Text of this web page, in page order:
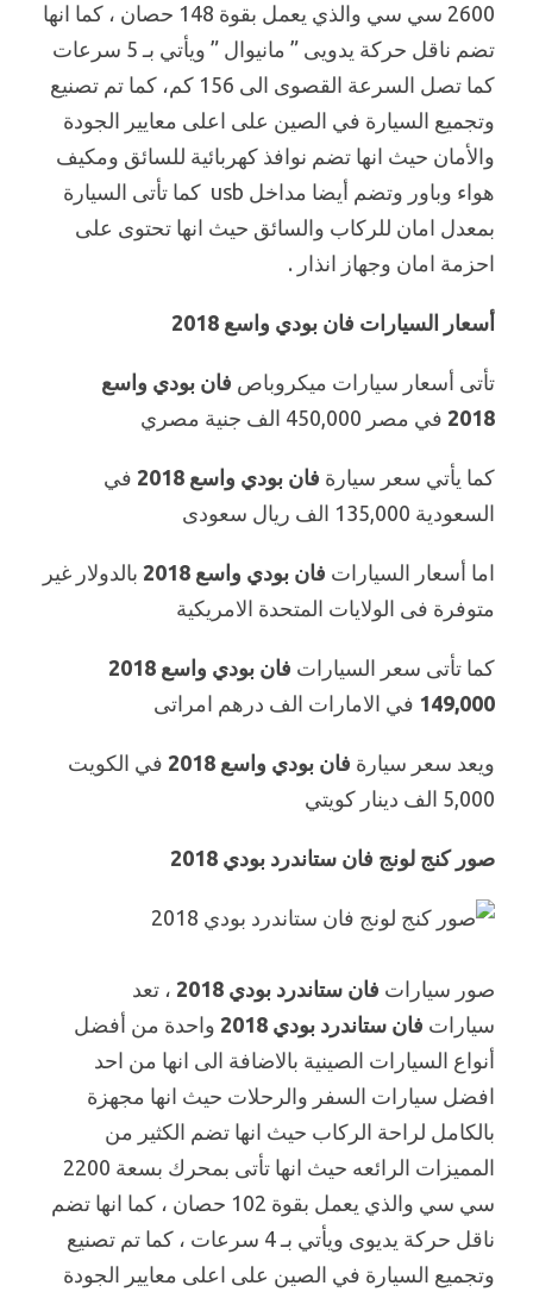
2600 سي سي والذي يعمل بقوة 148 حصان ، كما انها
تضم ناقل حركة يدويى ” مانيوال ” ويأتي بـ 5 سرعات
كما تصل السرعة القصوى الى 156 كم، كما تم تصنيع
وتجميع السيارة في الصين على اعلى معايير الجودة
والأمان حيث انها تضم نوافذ كهربائية للسائق ومكيف
هواء وباور وتضم أيضا مداخل usb كما تأتى السيارة
بمعدل امان للركاب والسائق حيث انها تحتوى على
احزمة امان وجهاز انذار .
أسعار السيارات فان بودي واسع 2018
تأتى أسعار سيارات ميكروباص فان بودي واسع
2018 في مصر 450,000 الف جنية مصري
كما يأتي سعر سيارة فان بودي واسع 2018
في
السعودية 135,000 الف ريال سعودى
اما أسعار السيارات فان بودي واسع 2018
بالدولار غير
متوفرة فى الولايات المتحدة الامريكية
كما تأتى سعر السيارات
فان بودي واسع 2018
149,000 في الامارات الف درهم امراتى
ويعد سعر سيارة فان بودي واسع 2018
في الكويت
5,000 الف دينار كويتي
صور كنج لونج فان ستاندرد بودي 2018
صور سيارات فان ستاندرد بودي 2018
، تعد
سيارات فان ستاندرد بودي 2018
واحدة من أفضل
أنواع السيارات الصينية بالاضافة الى انها من احد
افضل سيارات السفر والرحلات حيث انها مجهزة
بالكامل لراحة الركاب حيث انها تضم الكثير من
المميزات الرائعه حيث انها تأتى بمحرك بسعة 2200
سي سي والذي يعمل بقوة 102 حصان ، كما انها تضم
ناقل حركة يديوى ويأتي بـ 4 سرعات ، كما تم تصنيع
وتجميع السيارة في الصين على اعلى معايير الجودة